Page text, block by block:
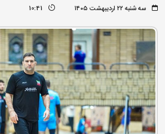
سه شنبه ۲۲ اردیبهشت ۱۴۰۵ 10:41